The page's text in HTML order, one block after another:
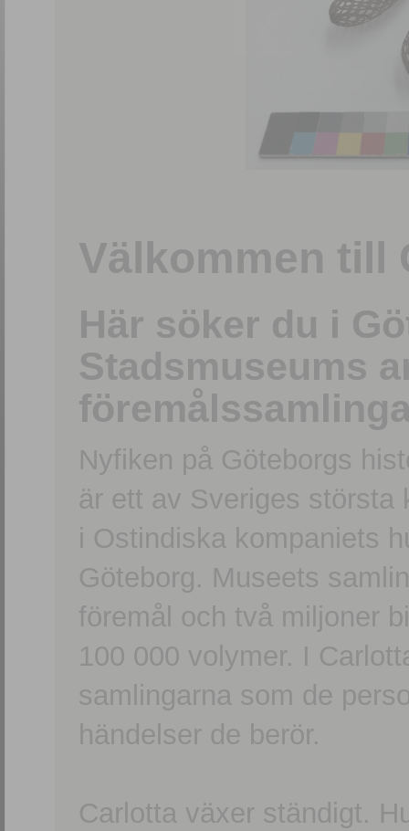
Välkommen till
Här söker du i
Stadsmuseums
Nyfiken på Göteborgs
är ett av Sveriges största
i Ostindiska kompaniets
Göteborg. Museets
föremål och två miljoner
100 000 volymer. I
samlingarna som de
händelser de berör.
Carlotta växer ständigt.